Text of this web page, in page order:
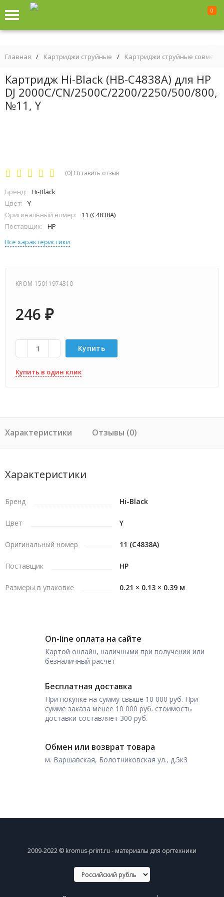
0
Главная / Картриджи струйные / Картриджи струйные
Картридж Hi-Black (HB-C4838A) для HP
DJ 2000C/CN/2500C/2200/2250/500/800,
№11, Y
(0) Оставить отзыв
Бренд:
Hi-Black
Цвет:
Y
Оригинальный номер:
11 (C4838A)
Поставщик:
HP
Все характеристики
KROM-15011974310
246 ₽
Купить
Купить в один клик
Характеристики Отзывы (0)
Характеристики
Бренд Hi-Black
Цвет Y
Оригинальный номер 11 (C4838A)
Поставщик HP
Размеры в упаковке 0.21 × 0.13 × 0.39 м
On-line оплата на сайте
Картой онлайн, наличными при получении или
безналичный расчет
Бесплатная доставка
При покупке на сумму свыше 10 000 руб. При
сумме заказа менее 10 000 руб. стоимость
доставки составляет 300 руб.
Обмен или возврат товара
м. Варшавская, Болотниковская ул., д.5к3
2009-2022 © kromus-print.ru - материалы для оргтехники